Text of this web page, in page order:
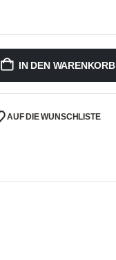
IN DEN WARENKORB
AUF DIE WUNSCHLISTE